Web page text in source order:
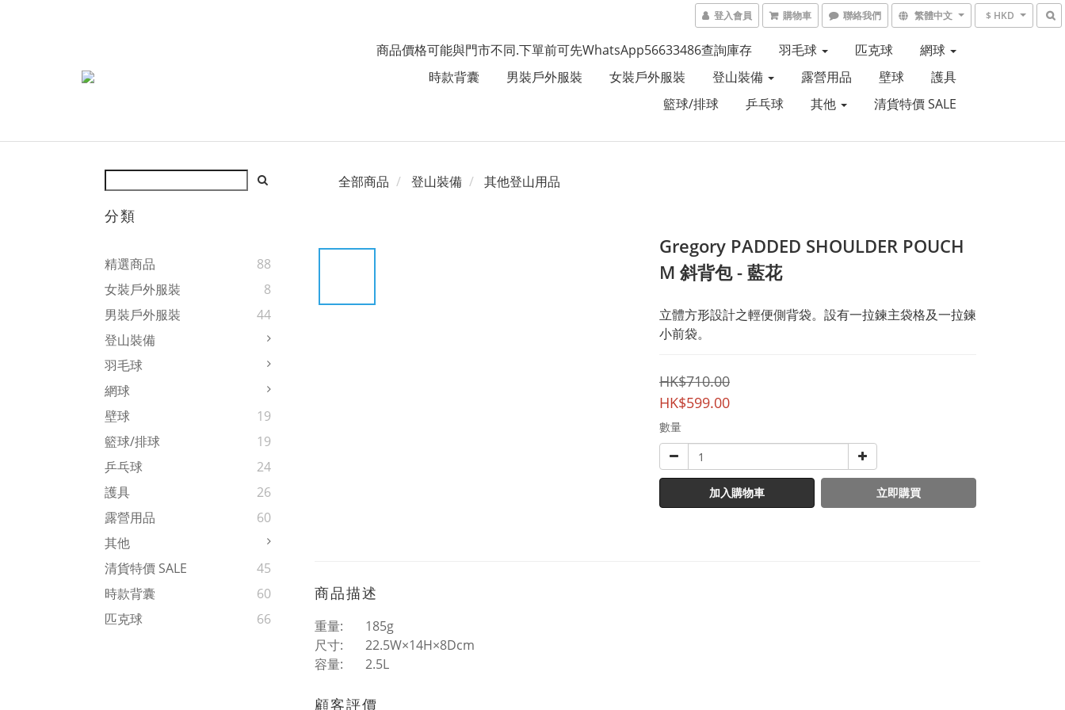
登入會員 購物車 聯絡我們 繁體中文 $ HKD
商品價格可能與門市不同.下單前可先WhatsApp56633486查詢庫存 羽毛球 匹克球
網球
時款背囊
男裝戶外服裝 女裝戶外服裝 登山裝備 露營用品 壁球
護具
籃球/排球
乒乓球 其他 清貨特價 SALE
分類
精選商品
88
女裝戶外服裝
8
男裝戶外服裝
44
登山裝備
羽毛球
網球
壁球
19
籃球/排球
19
乒乓球
24
護具
26
露營用品
60
其他
清貨特價 SALE
45
時款背囊
60
匹克球
66
全部商品 登山裝備 其他登山用品
Gregory PADDED SHOULDER POUCH
M 斜背包 - 藍花
立體方形設計之輕便側背袋。設有一拉鍊主袋格及一拉鍊
小前袋。
HK$710.00
HK$599.00
數量
加入購物車 立即購買
商品描述
重量:
185g
尺寸:
22.5W×14H×8Dcm
容量:
2.5L
顧客評價